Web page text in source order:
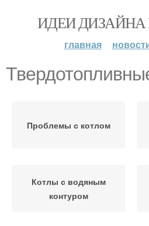
ИДЕИ ДИЗАЙНА
главная
Проблемы с котлом
Котлы с водяным
контуром